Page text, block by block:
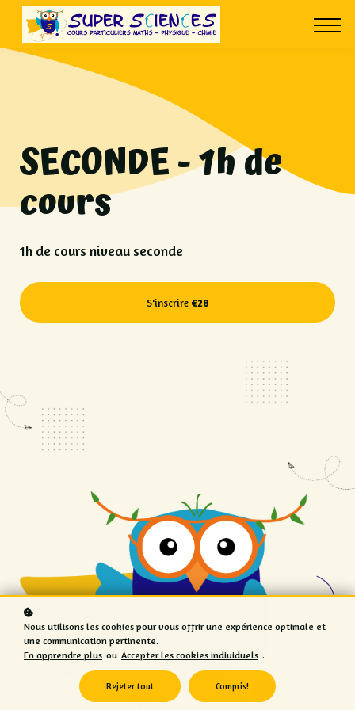
À PROPOS
SECONDE - 1h de
cours
1h de cours niveau seconde
S'inscrire €28
Nous utilisons les cookies pour vous offrir une expérience optimale et
une communication pertinente.
En apprendre plus ou Accepter les cookies individuels .
Rejeter tout Compris!